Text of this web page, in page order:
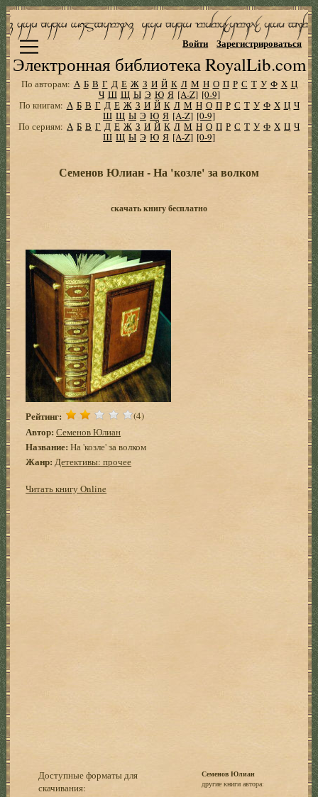
Электронная библиотека RoyalLib.com
Войти Зарегистрироваться
По авторам: А Б В Г Д Е Ж З И Й К Л М Н О П Р С Т У Ф Х Ц
Ч Ш Щ Ы Э Ю Я [A-Z] [0-9]
По книгам: А Б В Г Д Е Ж З И Й К Л М Н О П Р С Т У Ф Х Ц Ч
Ш Щ Ы Э Ю Я [A-Z] [0-9]
По сериям: А Б В Г Д Е Ж З И Й К Л М Н О П Р С Т У Ф Х Ц Ч
Ш Щ Ы Э Ю Я [A-Z] [0-9]
Семенов Юлиан - На 'козле' за волком
скачать книгу бесплатно
Рейтинг: (4)
Автор: Семенов Юлиан
Название: На 'козле' за волком
Жанр: Детективы: прочее
Читать книгу Online
Доступные форматы для
скачивания:
Семенов Юлиан
другие книги автора: